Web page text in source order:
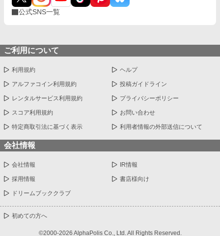
ずっと榊だけを見つめ続けてきた、静かな執着がある。 「俺、前
から思ってたんです。 あなたが誰かに“支配される”ところ、き
た榊は、もう戻れない。 快楽に溺れるその瞬間まで、彼を待つの
は破滅か、それとも救いか。 ――これは、ひとりの上司が“愛”と
いう名の支配に沈んでいく物語。
公式SNS一覧
ご利用について
利用規約 ヘルプ
アルファコイン利用規約 投稿ガイドライン
レンタルサービス利用規約 プライバシーポリシー
スコア利用規約 お問い合わせ
特定商取引法に基づく表示 利用者情報の外部送信について
会社情報
会社情報 IR情報
採用情報 書店様向け
ドリームブッククラブ
初めての方へ
©2000-2026 AlphaPolis Co., Ltd. All Rights Reserved.